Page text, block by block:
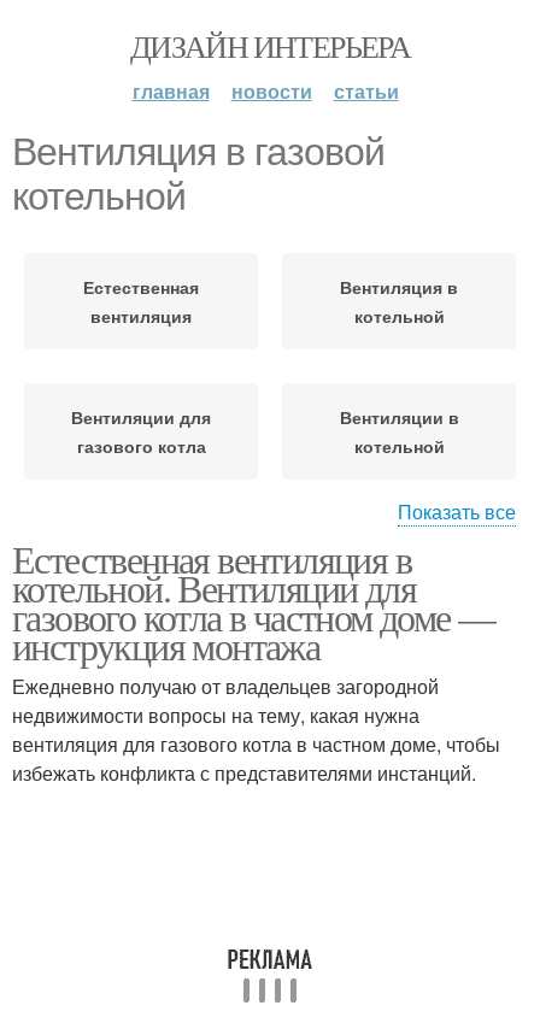
ДИЗАЙН ИНТЕРЬЕРА
главная новости статьи
Вентиляция в газовой
котельной
Естественная
вентиляция
Вентиляция в
котельной
Вентиляции для
газового котла
Вентиляции в
котельной
вентиляции
Газовики к вентиляции
Газовая котельная
Котельная в частном
доме
Показать все
Естественная вентиляция в
котельной. Вентиляции для
газового котла в частном доме —
инструкция монтажа
Ежедневно получаю от владельцев загородной
недвижимости вопросы на тему, какая нужна
вентиляция для газового котла в частном доме, чтобы
избежать конфликта с представителями инстанций.